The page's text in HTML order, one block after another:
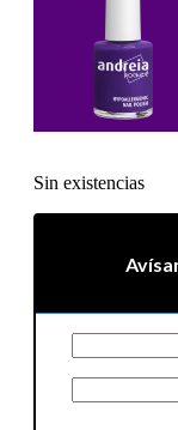
Sin existencias